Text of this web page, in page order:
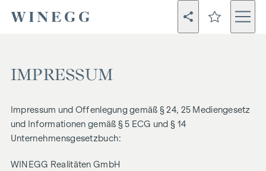
Zum Inhalt springen
IMPRESSUM
Impressum und Offenlegung gemäß § 24, 25 Mediengesetz
und Informationen gemäß § 5 ECG und § 14
Unternehmensgesetzbuch:
WINEGG Realitäten GmbH